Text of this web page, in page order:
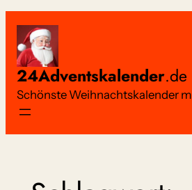
Inhalt
springen
24Adventskalender.de
Schönste Weihnachtskalender